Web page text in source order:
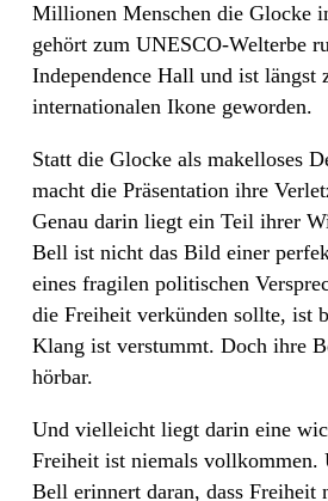
Millionen Menschen die Glocke
gehört zum UNESCO-Welterbe
Independence Hall und ist längst
internationalen Ikone geworden.
Statt die Glocke als makelloses
macht die Präsentation ihre
Genau darin liegt ein Teil ihrer
Bell ist nicht das Bild einer
eines fragilen politischen
die Freiheit verkünden sollte, ist
Klang ist verstummt. Doch ihre
hörbar.
Und vielleicht liegt darin eine
Freiheit ist niemals vollkommen.
Bell erinnert daran, dass Freiheit